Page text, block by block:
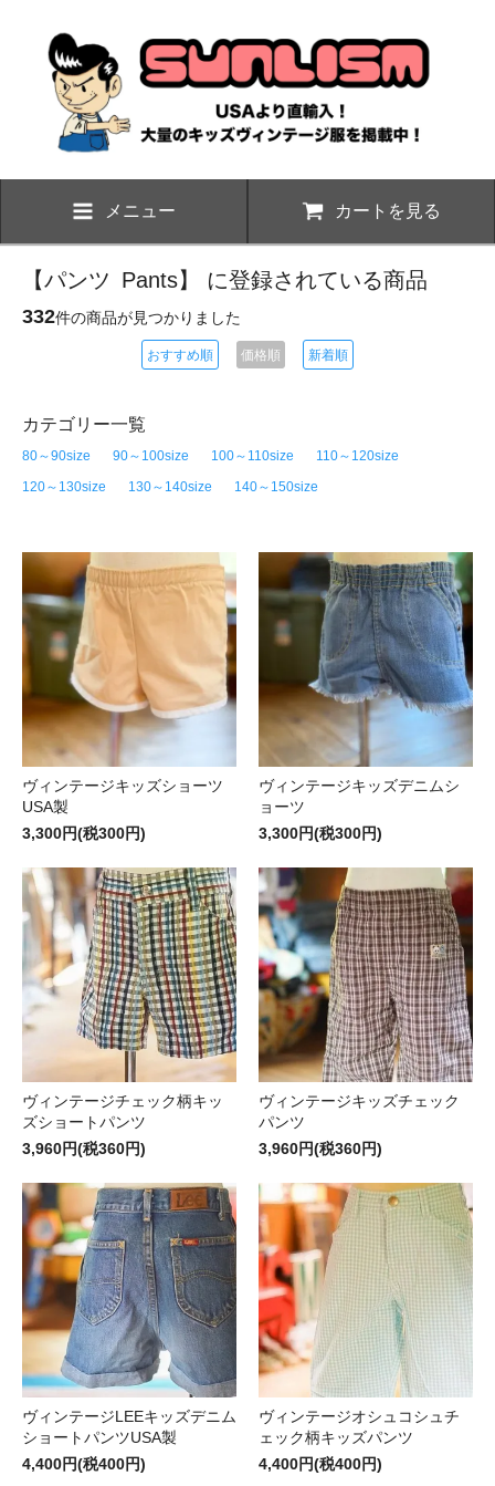
メニュー カートを見る
【パンツ Pants】 に登録されている商品
332件の商品が見つかりました
おすすめ順 価格順 新着順
カテゴリー一覧
80～90size 90～100size 100～110size
110～120size
120～130size
130～140size 140～150size
ヴィンテージキッズショーツ
USA製
3,300円(税300円)
ヴィンテージキッズデニムシ
ョーツ
3,300円(税300円)
ヴィンテージチェック柄キッ
ズショートパンツ
3,960円(税360円)
ヴィンテージキッズチェック
パンツ
3,960円(税360円)
ヴィンテージLEEキッズデニム
ショートパンツUSA製
4,400円(税400円)
ヴィンテージオシュコシュチ
ェック柄キッズパンツ
4,400円(税400円)